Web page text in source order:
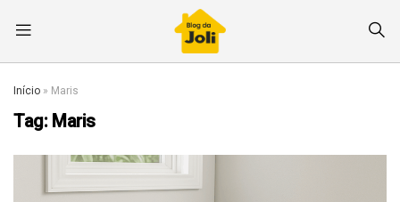
Início » Maris
Tag: Maris